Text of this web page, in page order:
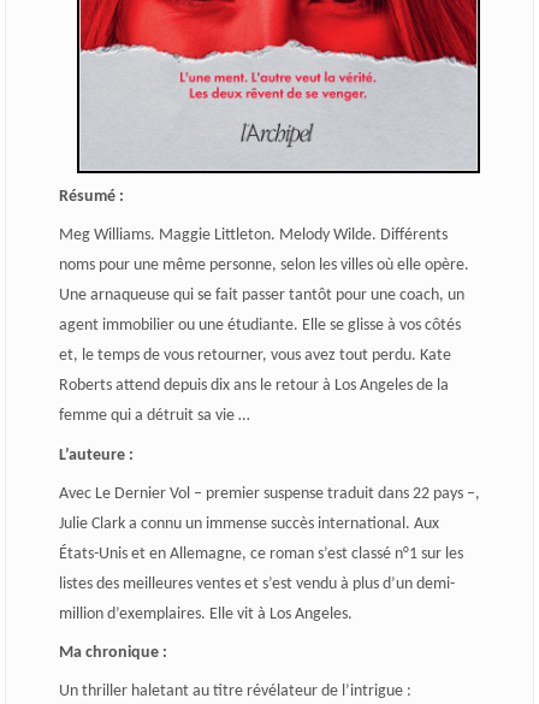
Résumé :
Meg Williams. Maggie Littleton. Melody Wilde. Différents
noms pour une même personne, selon les villes où elle opère.
Une arnaqueuse qui se fait passer tantôt pour une coach, un
agent immobilier ou une étudiante. Elle se glisse à vos côtés
et, le temps de vous retourner, vous avez tout perdu. Kate
Roberts attend depuis dix ans le retour à Los Angeles de la
femme qui a détruit sa vie …
L’auteure :
Avec Le Dernier Vol – premier suspense traduit dans 22 pays –,
Julie Clark a connu un immense succès international. Aux
États-Unis et en Allemagne, ce roman s’est classé n°1 sur les
listes des meilleures ventes et s’est vendu à plus d’un demi-
million d’exemplaires. Elle vit à Los Angeles.
Ma chronique :
Un thriller haletant au titre révélateur de l’intrigue :